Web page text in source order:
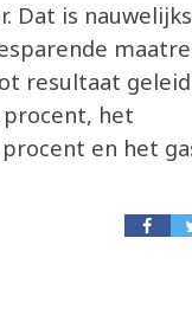
Dat is
resultaat
het
en het